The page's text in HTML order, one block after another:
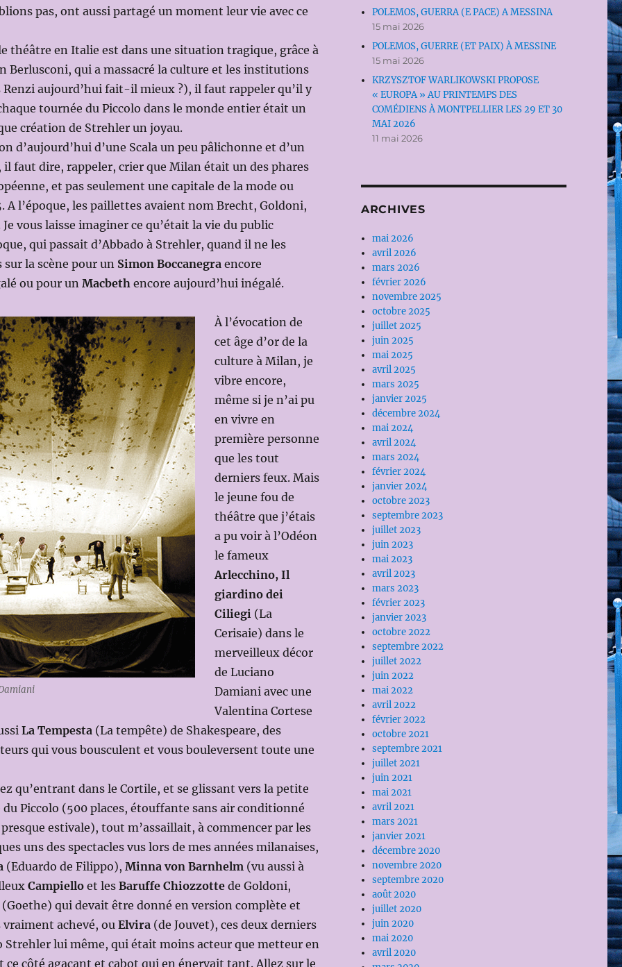
pas, ont aussi partagé un moment leur vie avec ce
théâtre en Italie est dans une situation tragique, grâce à
Berlusconi, qui a massacré la culture et les institutions
aujourd’hui fait-il mieux ?), il faut rappeler qu’il y
tournée du Piccolo dans le monde entier était un
création de Strehler un joyau.
d’aujourd’hui d’une Scala un peu pâlichonne et d’un
faut dire, rappeler, crier que Milan était un des phares
et pas seulement une capitale de la mode ou
A l’époque, les paillettes avaient nom Brecht, Goldoni,
vous laisse imaginer ce qu’était la vie du public
qui passait d’Abbado à Strehler, quand il ne les
la scène pour un Simon Boccanegraencore
ou pour un Macbethencore aujourd’hui inégalé.
À l’évocation de
cet âge d’or de la
culture à Milan, je
vibre encore,
même si je n’ai pu
en vivre en
première personne
que les tout
derniers feux. Mais
le jeune fou de
théâtre que j’étais
a pu voir à l’Odéon
le fameux
Arlecchino, Il
giardino dei
Ciliegi (La
Cerisaie) dans le
merveilleux décor
de Luciano
Damiani avec une
Valentina Cortese
La Tempesta (La tempête) de Shakespeare, des
qui vous bousculent et vous bouleversent toute une
qu’entrant dans le Cortile, et se glissant vers la petite
Piccolo (500 places, étouffante sans air conditionné
estivale), tout m’assaillait, à commencer par les
uns des spectacles vus lors de mes années milanaises,
(Eduardo de Filippo), Minna von Barnhelm(vu aussi à
Campielloet les Baruffe Chiozzottede Goldoni,
qui devait être donné en version complète et
achevé, ouElvira(de Jouvet), ces deux derniers
Strehler lui même, qui était moins acteur que metteur en
ce côté agaçant et cabot qui en énervait tant. Allez sur le
POLEMOS, GUERRA (E PACE) A MESSINA
15 mai 2026
POLEMOS, GUERRE (ET PAIX) À MESSINE
15 mai 2026
KRZYSZTOF WARLIKOWSKI PROPOSE
« EUROPA » AU PRINTEMPS DES
COMÉDIENS À MONTPELLIER LES 29 ET 30
MAI 2026
11 mai 2026
ARCHIVES
mai 2026
avril 2026
mars 2026
février 2026
novembre 2025
octobre 2025
juillet 2025
juin 2025
mai 2025
avril 2025
mars 2025
janvier 2025
décembre 2024
mai 2024
avril 2024
mars 2024
février 2024
janvier 2024
octobre 2023
septembre 2023
juillet 2023
juin 2023
mai 2023
avril 2023
mars 2023
février 2023
janvier 2023
octobre 2022
septembre 2022
juillet 2022
juin 2022
mai 2022
avril 2022
février 2022
octobre 2021
septembre 2021
juillet 2021
juin 2021
mai 2021
avril 2021
mars 2021
janvier 2021
décembre 2020
novembre 2020
septembre 2020
août 2020
juillet 2020
juin 2020
mai 2020
avril 2020